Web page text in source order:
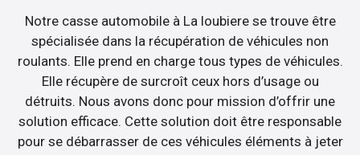
Notre casse automobile à La loubiere se trouve être
spécialisée dans la récupération de véhicules non
roulants. Elle prend en charge tous types de véhicules.
Elle récupère de surcroît ceux hors d’usage ou
détruits. Nous avons donc pour mission d’offrir une
solution efficace. Cette solution doit être responsable
pour se débarrasser de ces véhicules éléments à jeter